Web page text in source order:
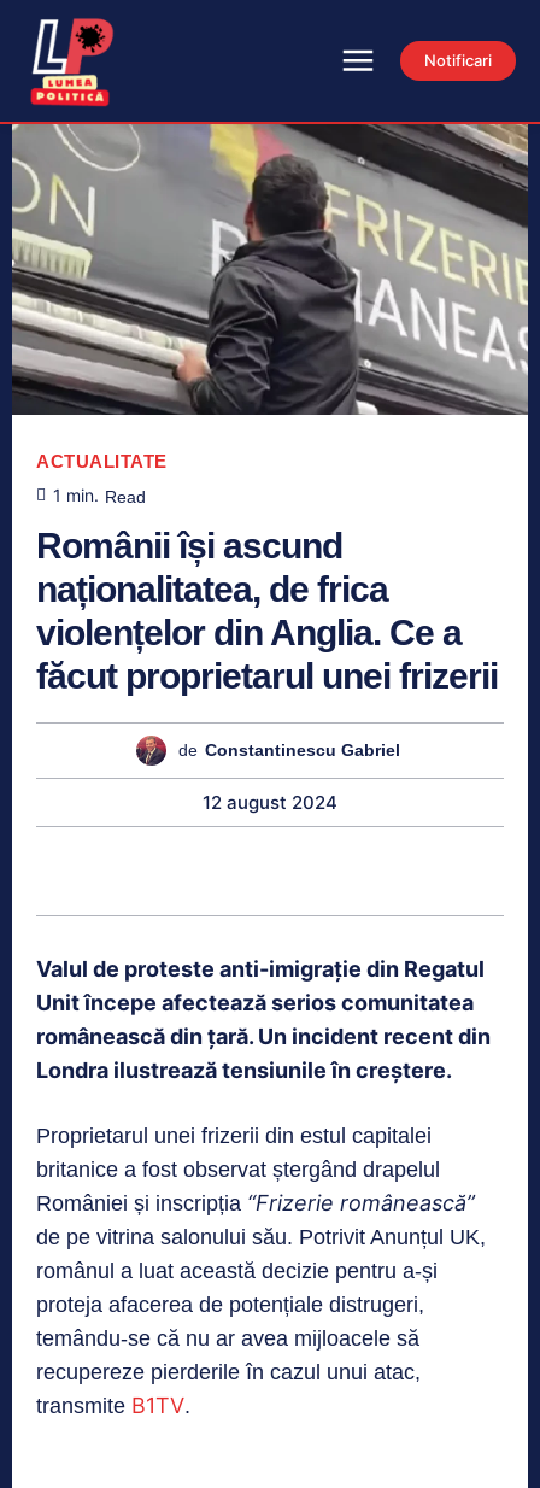
Notificari
ACTUALITATE
1 min. Read
Românii își ascund
naționalitatea, de frica
violențelor din Anglia. Ce a
făcut proprietarul unei frizerii
de Constantinescu Gabriel
12 august 2024
Valul de proteste anti-imigrație din Regatul
Unit începe afectează serios comunitatea
românească din țară. Un incident recent din
Londra ilustrează tensiunile în creștere.
Proprietarul unei frizerii din estul capitalei
britanice a fost observat ștergând drapelul
României și inscripția “Frizerie românească”
de pe vitrina salonului său. Potrivit Anunțul UK,
românul a luat această decizie pentru a-și
proteja afacerea de potențiale distrugeri,
temându-se că nu ar avea mijloacele să
recupereze pierderile în cazul unui atac,
transmite B1TV.